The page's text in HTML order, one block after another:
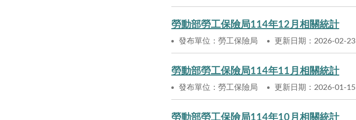
勞動部勞工保險局114年12月相關統計
發布單位：勞工保險局 更新日期：2026-02-23
勞動部勞工保險局114年11月相關統計
發布單位：勞工保險局 更新日期：2026-01-15
勞動部勞工保險局114年10月相關統計